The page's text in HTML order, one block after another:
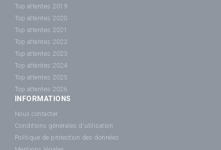
Top attentes 2019
Top attentes 2020
Top attentes 2021
Top attentes 2022
Top attentes 2023
Top attentes 2024
Top attentes 2025
Top attentes 2026
INFORMATIONS
Nous contacter
Conditions générales d'utilisation
Politique de protection des données